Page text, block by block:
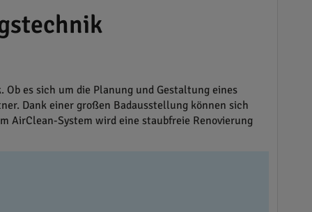
es sich um die Planung und Gestaltung eines
Dank einer großen Badausstellung können sich
AirClean-System wird eine staubfreie Renovierung